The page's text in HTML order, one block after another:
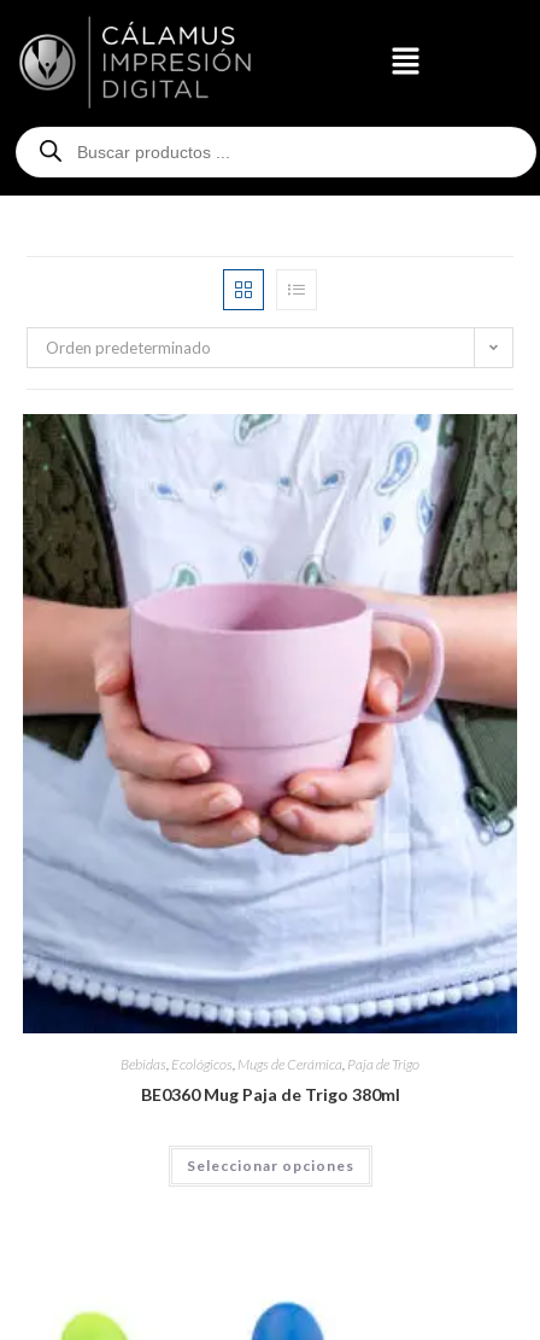
Orden predeterminado
Bebidas Ecológicos Mugs de Cerámica Paja de Trigo
BE0360 Mug Paja de Trigo 380ml
Seleccionar opciones